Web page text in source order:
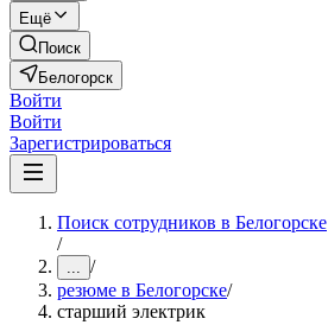
Ещё
Поиск
Белогорск
Войти
Войти
Зарегистрироваться
Поиск сотрудников в Белогорске
/
... /
резюме в Белогорске/
старший электрик